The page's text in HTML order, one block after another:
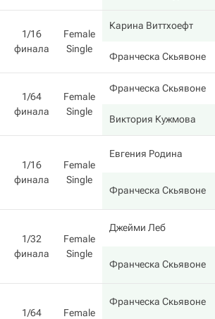
1/16
финала
Female
Single
Карина Виттхоефт
Франческа Скьявоне
1/64
финала
Female
Single
Франческа Скьявоне
Виктория Кужмова
1/16
финала
Female
Single
Евгения Родина
Франческа Скьявоне
1/32
финала
Female
Single
Джейми Леб
Франческа Скьявоне
1/64
Female
Франческа Скьявоне